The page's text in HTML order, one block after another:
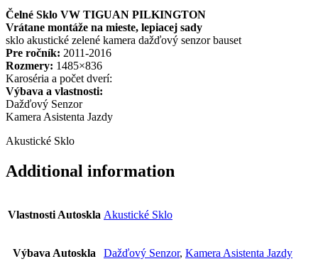
Čelné Sklo VW TIGUAN PILKINGTON
Vrátane montáže na mieste, lepiacej sady
sklo akustické zelené kamera dažďový senzor bauset
Pre ročník: 2011-2016
Rozmery: 1485×836
Karoséria a počet dverí:
Výbava a vlastnosti:
Dažďový Senzor
Kamera Asistenta Jazdy
Akustické Sklo
Additional information
Vlastnosti Autoskla Akustické Sklo
Výbava Autoskla Dažďový Senzor, Kamera Asistenta Jazdy